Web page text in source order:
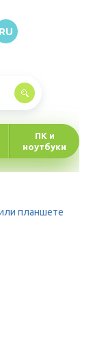
RU
ПК и
ноутбуки
планшете